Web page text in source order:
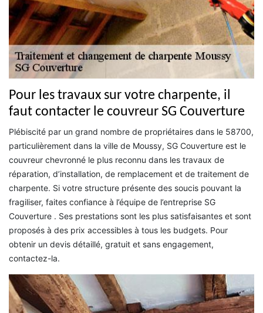
Pour les travaux sur votre charpente, il
faut contacter le couvreur SG Couverture
Plébiscité par un grand nombre de propriétaires dans le 58700,
particulièrement dans la ville de Moussy, SG Couverture est le
couvreur chevronné le plus reconnu dans les travaux de
réparation, d’installation, de remplacement et de traitement de
charpente. Si votre structure présente des soucis pouvant la
fragiliser, faites confiance à l’équipe de l’entreprise SG
Couverture . Ses prestations sont les plus satisfaisantes et sont
proposés à des prix accessibles à tous les budgets. Pour
obtenir un devis détaillé, gratuit et sans engagement,
contactez-la.